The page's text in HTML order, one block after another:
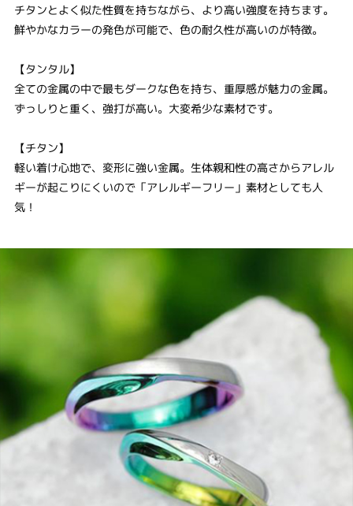
チタンとよく似た性質を持ちながら、より高い強度を持ちます。
鮮やかなカラーの発色が可能で、色の耐久性が高いのが特徴。
【タンタル】
全ての金属の中で最もダークな色を持ち、重厚感が魅力の金属。
ずっしりと重く、強打が高い。大変希少な素材です。
【チタン】
軽い着け心地で、変形に強い金属。生体親和性の高さからアレル
ギーが起こりにくいので「アレルギーフリー」素材としても人
気！